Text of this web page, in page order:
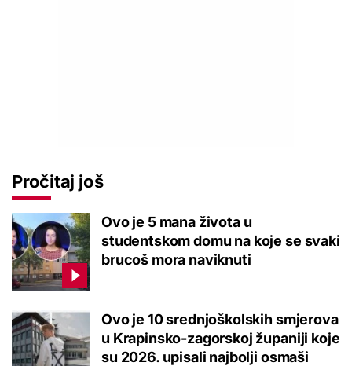
Pročitaj još
Ovo je 5 mana života u
studentskom domu na koje se svaki
brucoš mora naviknuti
Ovo je 10 srednjoškolskih smjerova
u Krapinsko-zagorskoj županiji koje
su 2026. upisali najbolji osmaši